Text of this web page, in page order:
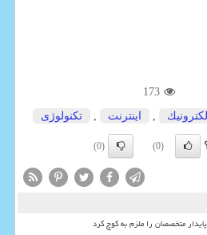
173
الكترونیك , اینترنت , تكنولوژی
(0)
(0)
متخصصان را ملزم به کوچ کرد